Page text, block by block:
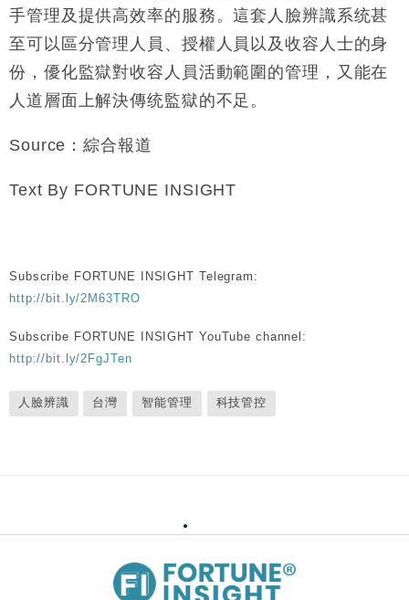
手管理及提供高效率的服務。這套人臉辨識系统甚
至可以區分管理人員、授權人員以及收容人士的身
份，優化監獄對收容人員活動範圍的管理，又能在
人道層面上解決傳统監獄的不足。
Source：綜合報道
Text By FORTUNE INSIGHT
Subscribe FORTUNE INSIGHT Telegram:
http://bit.ly/2M63TRO
Subscribe FORTUNE INSIGHT YouTube channel:
http://bit.ly/2FgJTen
人臉辨識 台灣 智能管理 科技管控